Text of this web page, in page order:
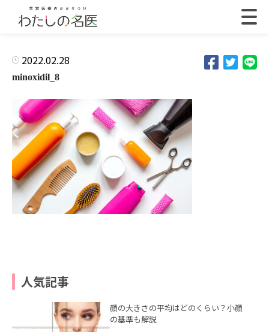
2022.02.28
minoxidil_8
人気記事
顔の大きさの平均はどのくらい？小顔
の基準も解説